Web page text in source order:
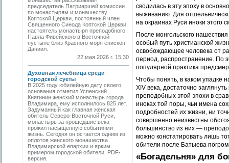
председатель Патриаршей комиссии
по монастырям и монашеству
Коптской Церкви, постоянный член
Священного Синода Коптской Церкви,
настоятель монастыря преподобного
Павла Фивейского в Восточной
пустыне близ Красного моря епископ
Даниил.
22 мая 2026 г. 15:30
Духовная лечебница среди
городской суеты
В 2025 году юбилейную дату своего
основания отметил Успенский
Княгинин женский монастырь города
Владимира, ему исполнилось 825 лет.
Задуманный как главная женская
обитель Северо-Восточной Руси,
монастырь за прошедшие века
прожил насыщенную событиями
жизнь. Сегодня он остается одним из
оплотов женского монашества
Владимирской епархии и ярким
примером городской обители. PDF-
версия.
сводилась в эту эпоху в
выживанию. Для
на окраинах Руси иноки этого
После монгольского
особый путь христианской
освобождающее человека от
период, распространение. По
популярной практика
Чтобы понять, в каком упадке
XIV века, достаточно
преподобных этой эпохи в
иноках той поры, чьи имена
подробностей их жизни, ни
совершенно неизвестны
большинство из них —
можно констатировать лишь
обители после Батыева
«Богадельня» для